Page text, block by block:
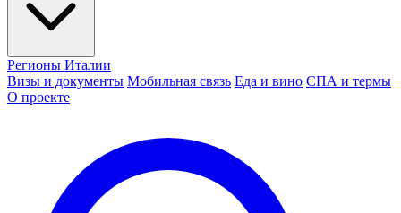
Регионы Италии
Визы и документы Мобильная связь Еда и вино СПА и термы
О проекте